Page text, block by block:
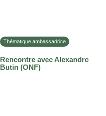
Thématique ambassadrice
Rencontre avec Alexandre
Butin (ONF)